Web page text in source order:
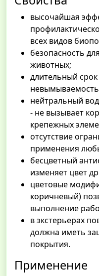
высочайшая
всех видов
безопасность
животных;
длительный срок
нейтральный
- не вызывает
крепежных
отсутствие
применения
бесцветный
изменяет цвет
цветовые
коричневый)
выполнение
в экстерьерах
должна иметь
покрытия.
Применение